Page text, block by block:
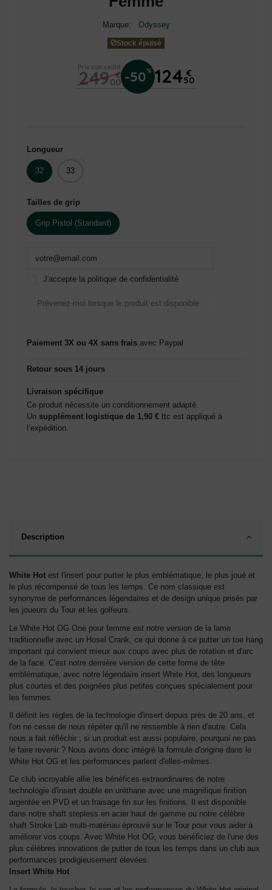
Marque: Odyssey
Stock épuisé
Prix conseillé
249 €
00 -50% 124 €
50
Longueur
32 33
Tailles de grip
Grip Pistol (Standard)
J'accepte la politique de confidentialité
Paiement 3X ou 4X sans frais avec Paypal
Retour sous 14 jours
Livraison spécifique
Ce produit nécessite un conditionnement adapté.
Un supplément logistique de 1,90 € ttc est appliqué à
l’expédition.
Description
White Hot est l'insert pour putter le plus emblématique, le plus joué et
le plus récompensé de tous les temps. Ce nom classique est
synonyme de performances légendaires et de design unique prisés par
les joueurs du Tour et les golfeurs.
Le White Hot OG One pour femme est notre version de la lame
traditionnelle avec un Hosel Crank, ce qui donne à ce putter un toe hang
important qui convient mieux aux coups avec plus de rotation et d'arc
de la face. C'est notre dernière version de cette forme de tête
emblématique, avec notre légendaire insert White Hot, des longueurs
plus courtes et des poignées plus petites conçues spécialement pour
les femmes.
Il définit les règles de la technologie d'insert depuis près de 20 ans, et
l'on ne cesse de nous répéter qu'il ne ressemble à rien d'autre. Cela
nous a fait réfléchir ; si un produit est aussi populaire, pourquoi ne pas
le faire revenir ? Nous avons donc intégré la formule d'origine dans le
White Hot OG et les performances parlent d'elles-mêmes.
Ce club incroyable allie les bénéfices extraordinaires de notre
technologie d'insert double en uréthane avec une magnifique finition
argentée en PVD et un fraisage fin sur les finitions. Il est disponible
dans notre shaft stepless en acier haut de gamme ou notre célèbre
shaft Stroke Lab multi-matériau éprouvé sur le Tour pour vous aider à
améliorer vos coups. Avec White Hot OG, vous bénéficiez de l'une des
plus célèbres innovations de putter de tous les temps dans un club aux
performances prodigieusement élevées.
Insert White Hot